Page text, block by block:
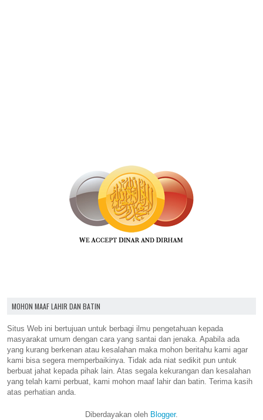
MOHON MAAF LAHIR DAN BATIN
Situs Web ini bertujuan untuk berbagi ilmu pengetahuan kepada
masyarakat umum dengan cara yang santai dan jenaka. Apabila ada
yang kurang berkenan atau kesalahan maka mohon beritahu kami agar
kami bisa segera memperbaikinya. Tidak ada niat sedikit pun untuk
berbuat jahat kepada pihak lain. Atas segala kekurangan dan kesalahan
yang telah kami perbuat, kami mohon maaf lahir dan batin. Terima kasih
atas perhatian anda.
Diberdayakan oleh Blogger.